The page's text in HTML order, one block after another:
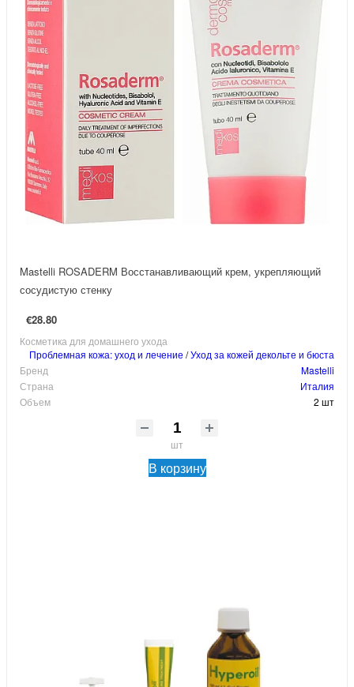
Mastelli ROSADERM Восстанавливающий крем, укрепляющий
сосудистую стенку
€28.80
Косметика для домашнего ухода
Проблемная кожа: уход и лечение /Уход за кожей декольте и бюста
Бренд
Mastelli
Страна
Италия
Объем
2 шт
шт
В корзину